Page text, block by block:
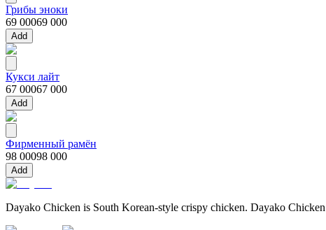
Грибы эноки
69 00069 000
Add
Кукси лайт
67 00067 000
Add
Фирменный рамён
98 00098 000
Add
Dayako Chicken is South Korean-style crispy chicken. Dayako